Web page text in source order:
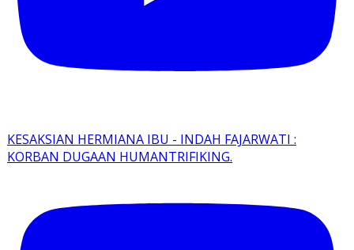
KESAKSIAN HERMIANA IBU - INDAH FAJARWATI :
KORBAN DUGAAN HUMANTRIFIKING.